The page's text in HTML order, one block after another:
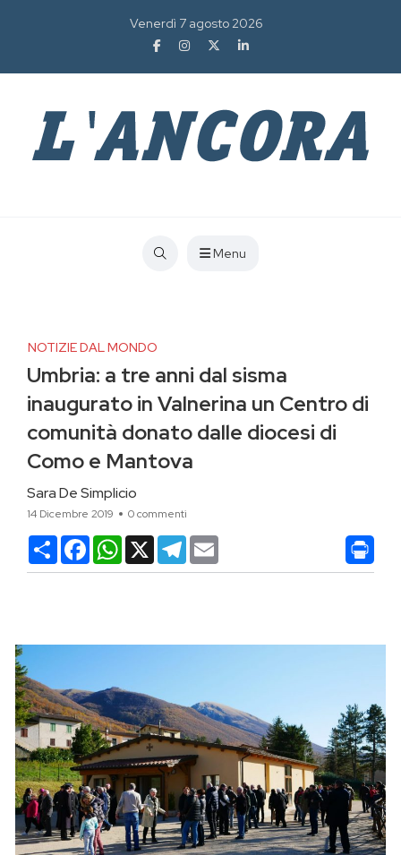
Venerdì 7 agosto 2026
Menu
NOTIZIE DAL MONDO
Umbria: a tre anni dal sisma
inaugurato in Valnerina un Centro di
comunità donato dalle diocesi di
Como e Mantova
Sara De Simplicio
14 Dicembre 2019 0 commenti
CondividiFacebookWhatsApp
X Telegram